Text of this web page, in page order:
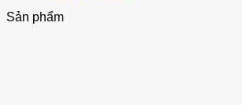
Sản phẩm